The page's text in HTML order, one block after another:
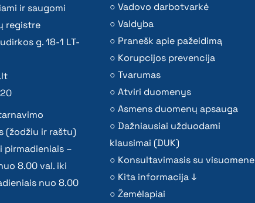
ir saugomi
registre
g. 18-1 LT-
(žodžiu ir raštu)
pirmadieniais –
8.00 val. iki
nuo 8.00
Vadovo darbotvarkė
Valdyba
Pranešk apie pažeidimą
Korupcijos prevencija
Tvarumas
Atviri duomenys
Asmens duomenų apsauga
Dažniausiai užduodami
klausimai (DUK)
Konsultavimasis su visuomene
Kita informacija ↓
Žemėlapiai